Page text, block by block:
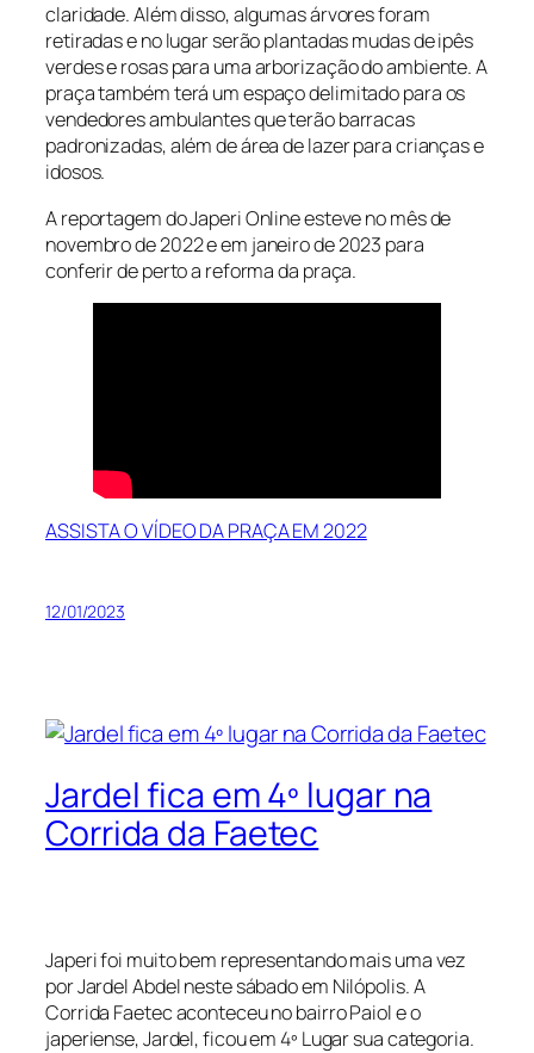
claridade. Além disso, algumas árvores foram
retiradas e no lugar serão plantadas mudas de ipês
verdes e rosas para uma arborização do ambiente. A
praça também terá um espaço delimitado para os
vendedores ambulantes que terão barracas
padronizadas, além de área de lazer para crianças e
idosos.
A reportagem do Japeri Online esteve no mês de
novembro de 2022 e em janeiro de 2023 para
conferir de perto a reforma da praça.
ASSISTA O VÍDEO DA PRAÇA EM 2022
12/01/2023
Jardel fica em 4º lugar na
Corrida da Faetec
Japeri foi muito bem representando mais uma vez
por Jardel Abdel neste sábado em Nilópolis. A
Corrida Faetec aconteceu no bairro Paiol e o
japeriense, Jardel, ficou em 4º Lugar sua categoria.